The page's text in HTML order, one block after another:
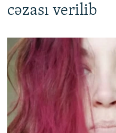
cəzası verilib